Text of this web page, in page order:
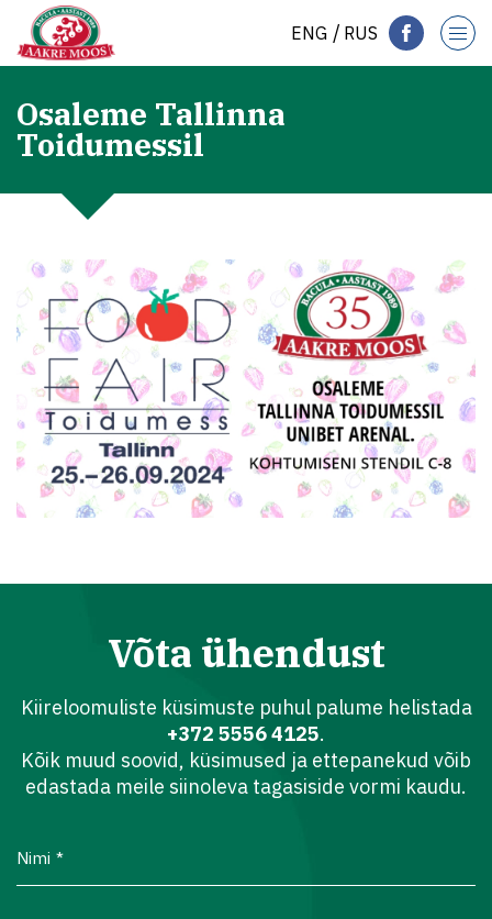
ENG RUS
Osaleme Tallinna
Toidumessil
Võta ühendust
Kiireloomuliste küsimuste puhul palume helistada
+372 5556 4125.
Kõik muud soovid, küsimused ja ettepanekud võib
edastada meile siinoleva tagasiside vormi kaudu.
Nimi